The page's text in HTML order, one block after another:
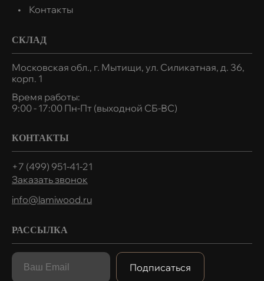
Контакты
СКЛАД
Московская обл., г. Мытищи, ул. Силикатная, д. 36,
корп. 1
Время работы:
9:00 - 17:00 Пн-Пт (выходной СБ-ВС)
КОНТАКТЫ
+7 (499) 951-41-21
Заказать звонок
info@lamiwood.ru
РАССЫЛКА
Подписаться